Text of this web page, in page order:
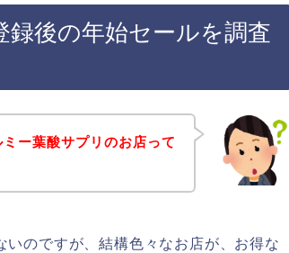
後の年始セールを調査
ー葉酸サプリのお店って
のですが、結構色々なお店が、お得な